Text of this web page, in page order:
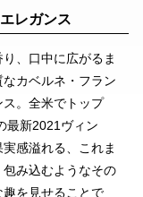
レガンス
、口中に広がるま
カベルネ・フラン
。全米でトップ
最新2021ヴィン
感溢れる、これま
み込むようなその
を見せることで